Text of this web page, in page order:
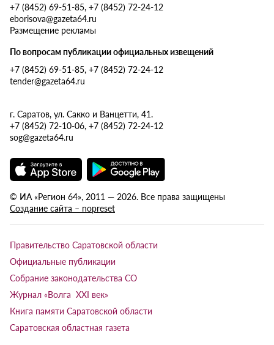
+7 (8452) 69-51-85, +7 (8452) 72-24-12
eborisova@gazeta64.ru
Размещение рекламы
По вопросам публикации официальных извещений
+7 (8452) 69-51-85, +7 (8452) 72-24-12
tender@gazeta64.ru
г. Саратов, ул. Сакко и Ванцетти, 41.
+7 (8452) 72-10-06, +7 (8452) 72-24-12
sog@gazeta64.ru
© ИА «Регион 64», 2011 — 2026. Все права защищены
Создание сайта – nopreset
Правительство Саратовской области
Официальные публикации
Собрание законодательства СО
Журнал «Волга XXI век»
Книга памяти Саратовской области
Саратовская областная газета